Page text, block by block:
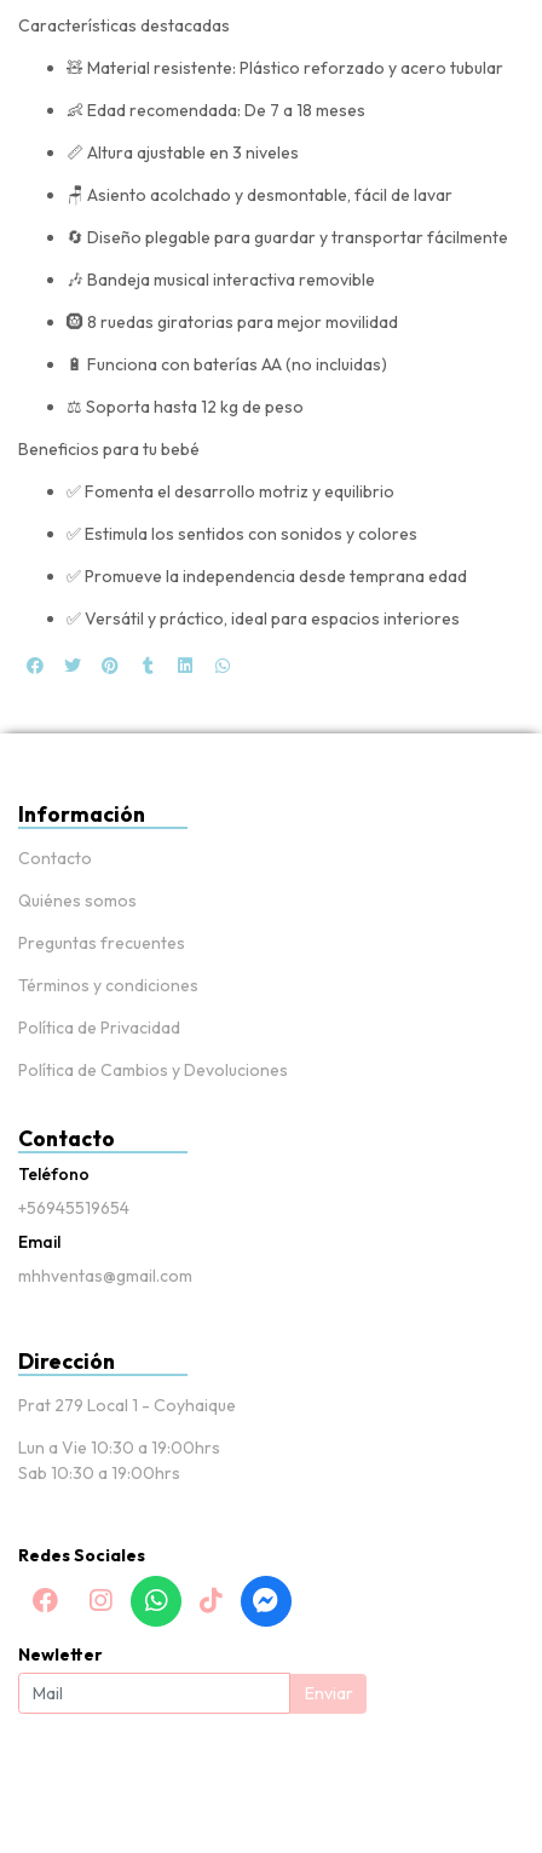
Características destacadas
🧸 Material resistente: Plástico reforzado y acero tubular
👶 Edad recomendada: De 7 a 18 meses
📏 Altura ajustable en 3 niveles
🪑 Asiento acolchado y desmontable, fácil de lavar
🔄 Diseño plegable para guardar y transportar fácilmente
🎶 Bandeja musical interactiva removible
🛞 8 ruedas giratorias para mejor movilidad
🔋 Funciona con baterías AA (no incluidas)
⚖️ Soporta hasta 12 kg de peso
Beneficios para tu bebé
✅ Fomenta el desarrollo motriz y equilibrio
✅ Estimula los sentidos con sonidos y colores
✅ Promueve la independencia desde temprana edad
✅ Versátil y práctico, ideal para espacios interiores
Información
Contacto
Quiénes somos
Preguntas frecuentes
Términos y condiciones
Política de Privacidad
Política de Cambios y Devoluciones
Contacto
Teléfono
+56945519654
Email
mhhventas@gmail.com
Dirección
Prat 279 Local 1 - Coyhaique
Lun a Vie 10:30 a 19:00hrs
Sab 10:30 a 19:00hrs
Redes Sociales
Newletter
Enviar